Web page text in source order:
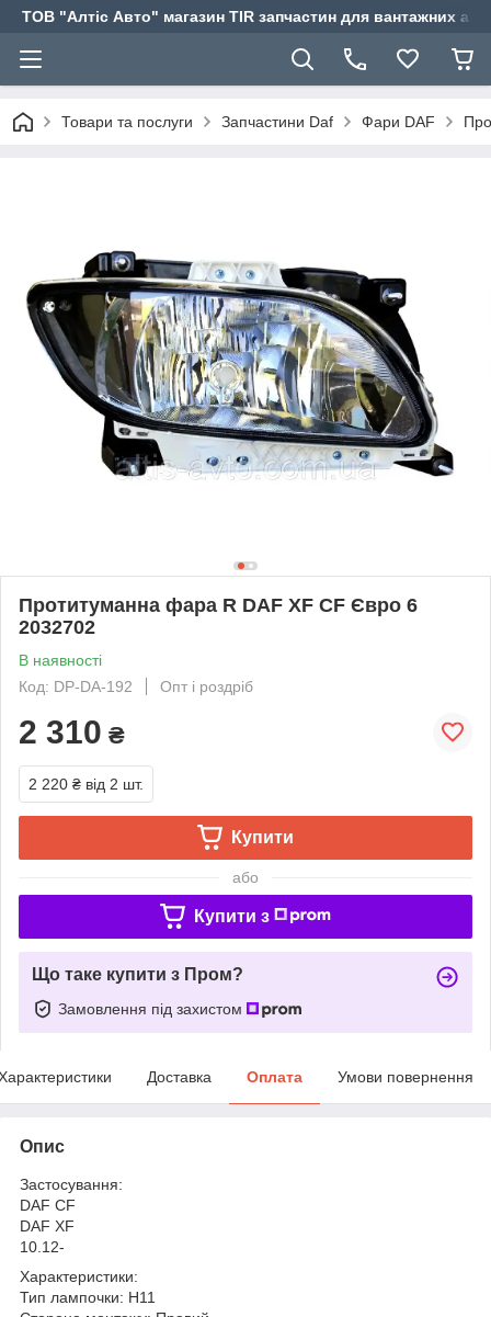
ТОВ "Алтіс Авто" магазин TIR запчастин для вантажних
Товари та послуги Запчастини Daf Фари DAF
Протитуманна фара R DAF XF CF Євро 6
2032702
В наявності
Код: DP-DA-192
Опт і роздріб
2 310 ₴
2 220 ₴ від 2 шт.
Купити
або
Купити з
Що таке купити з Пром?
Замовлення під захистом
Доставка Оплата Умови повернення
Опис
Застосування:
DAF CF
DAF XF
10.12-
Характеристики:
Тип лампочки: H11